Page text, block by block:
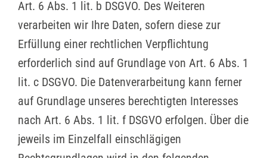
Art. 6 Abs. 1 lit. b DSGVO. Des Weiteren
verarbeiten wir Ihre Daten, sofern diese zur
Erfüllung einer rechtlichen Verpflichtung
erforderlich sind auf Grundlage von Art. 6 Abs. 1
lit. c DSGVO. Die Datenverarbeitung kann ferner
auf Grundlage unseres berechtigten Interesses
nach Art. 6 Abs. 1 lit. f DSGVO erfolgen. Über die
jeweils im Einzelfall einschlägigen